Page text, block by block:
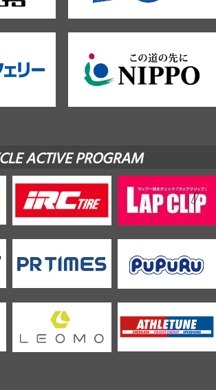
ACTIVE PROGRAM